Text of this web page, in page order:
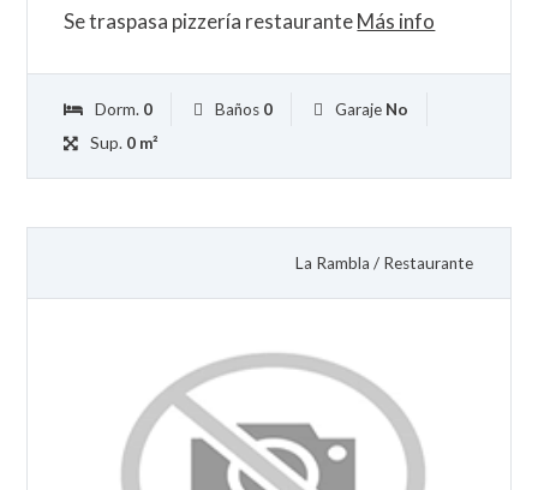
Se traspasa pizzería restauranteMás info
Dorm. 0 Baños 0 Garaje No
Sup. 0 m²
La Rambla / Restaurante